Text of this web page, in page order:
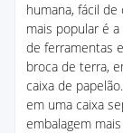
humana, fácil
mais popular é
de ferramentas
broca de terra,
caixa de
em uma caixa
embalagem